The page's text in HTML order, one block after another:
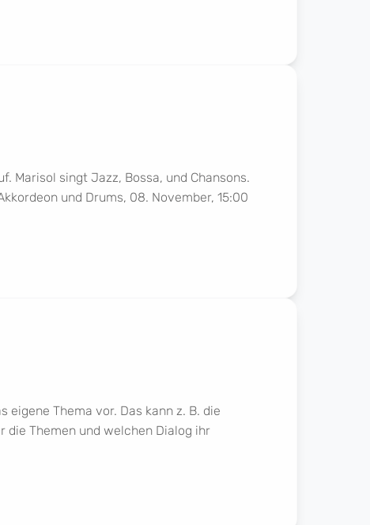
Marisol singt Jazz, Bossa, und Chansons.
und Drums, 08. November, 15:00
Thema vor. Das kann z. B. die
die Themen und welchen Dialog ihr